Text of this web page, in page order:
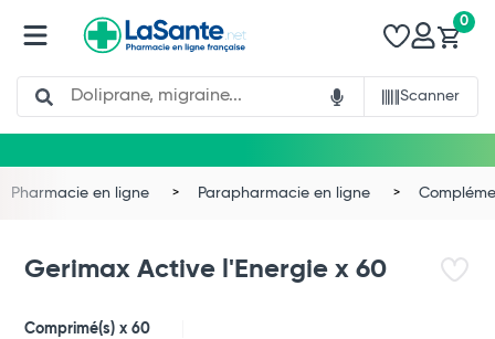
Search
Scanner
0
Pharmacie en ligne Parapharmacie en ligne
Gerimax Active l'Energie x 60
Comprimé(s) x 60